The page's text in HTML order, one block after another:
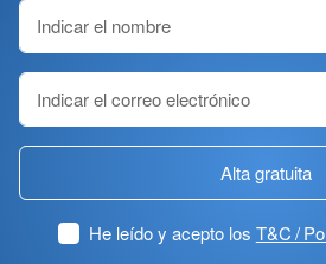
Alta gratuita
He leído y acepto los T&C /